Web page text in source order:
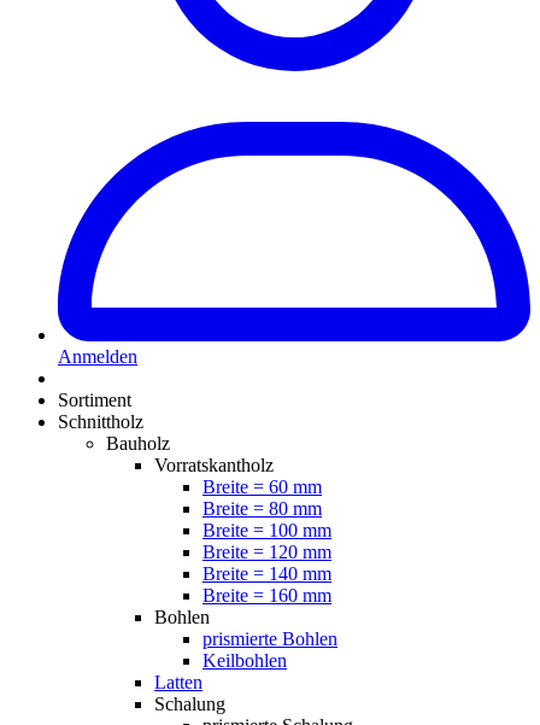
Anmelden
Sortiment
Schnittholz
Bauholz
Vorratskantholz
Breite = 60 mm
Breite = 80 mm
Breite = 100 mm
Breite = 120 mm
Breite = 140 mm
Breite = 160 mm
Bohlen
prismierte Bohlen
Keilbohlen
Latten
Schalung